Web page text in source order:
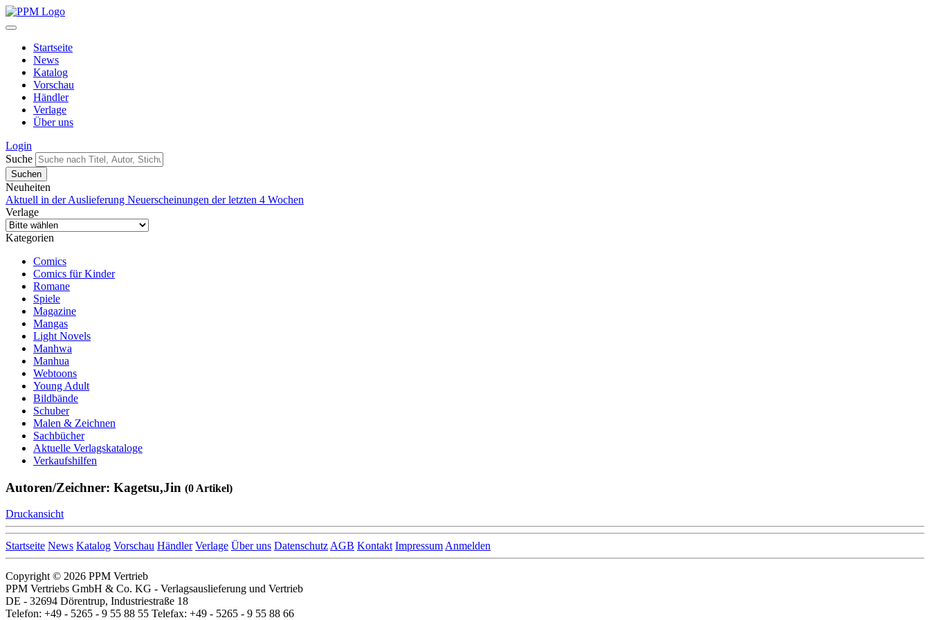
Startseite
News
Katalog
Vorschau
Händler
Verlage
Über uns
Login
Suche
Neuheiten
Aktuell in der Auslieferung Neuerscheinungen der letzten 4 Wochen
Verlage
Kategorien
Comics
Comics für Kinder
Romane
Spiele
Magazine
Mangas
Light Novels
Manhwa
Manhua
Webtoons
Young Adult
Bildbände
Schuber
Malen & Zeichnen
Sachbücher
Aktuelle Verlagskataloge
Verkaufshilfen
Autoren/Zeichner: Kagetsu,Jin (0 Artikel)
Druckansicht
Startseite News Katalog Vorschau Händler Verlage Über uns DatenschutzAGB Kontakt ImpressumAnmelden
Copyright © 2026 PPM Vertrieb
PPM Vertriebs GmbH & Co. KG - Verlagsauslieferung und Vertrieb
DE - 32694 Dörentrup, Industriestraße 18
Telefon: +49 - 5265 - 9 55 88 55 Telefax: +49 - 5265 - 9 55 88 66